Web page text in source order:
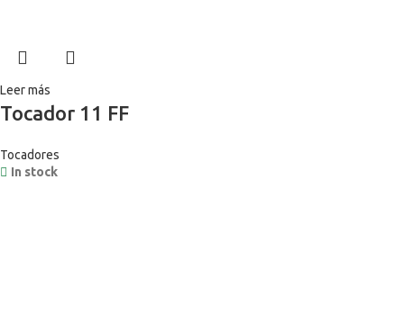
Leer más
Tocador 11 FF
Tocadores
In stock